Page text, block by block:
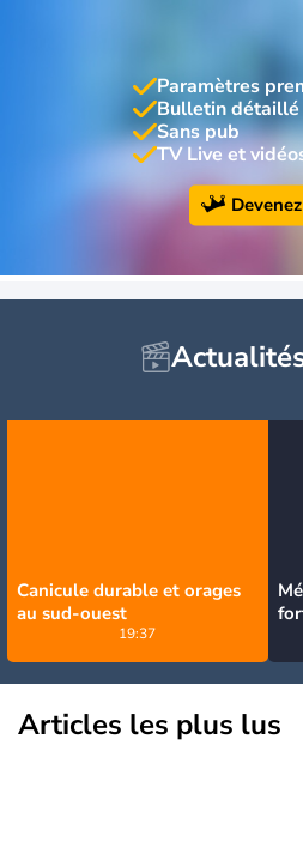
Paramètres
Bulletin détaillé
Sans pub
TV Live et
Canicule durable et orages
au sud-ouest
19:37
Articles les plus lus